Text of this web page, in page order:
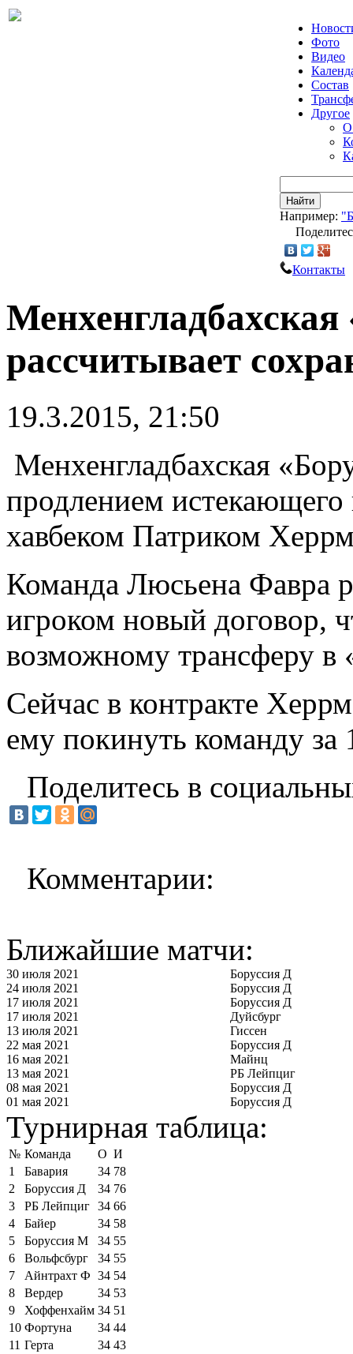
Фото
Видео
Состав
Другое
О
Найти
Например:
Контакты
Менхенгладбахская
рассчитывает
19.3.2015, 21:50
Менхенгладбахская
продлением истекающего
хавбеком Патриком
Команда Люсьена Фавра
игроком новый договор,
возможному трансферу
Сейчас в контракте
ему покинуть команду за
Поделитесь в
Комментарии:
Ближайшие матчи:
30 июля 2021
Боруссия Д
24 июля 2021
Боруссия Д
17 июля 2021
Боруссия Д
17 июля 2021
Дуйсбург
13 июля 2021
Гиссен
22 мая 2021
Боруссия Д
16 мая 2021
Майнц
13 мая 2021
РБ Лейпциг
08 мая 2021
Боруссия Д
01 мая 2021
Боруссия Д
Турнирная таблица:
№ Команда О И
1
Бавария 34 78
2
Боруссия Д 34 76
3
РБ Лейпциг 34 66
4
Байер 34 58
5
Боруссия М 34 55
6
Вольфсбург 34 55
7
Айнтрахт Ф 34 54
8
Вердер 34 53
9
Хоффенхайм 34 51
10 Фортуна 34 44
11 Герта 34 43